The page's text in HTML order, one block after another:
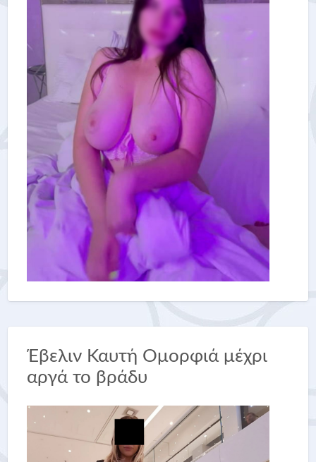
Έβελιν Καυτή Ομορφιά μέχρι
αργά το βράδυ